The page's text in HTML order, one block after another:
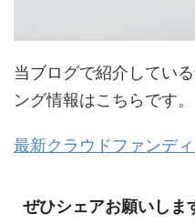
当ブログで紹介してい
ング情報はこちらです。
最新クラウドファンデ
ぜひシェアお願いしま